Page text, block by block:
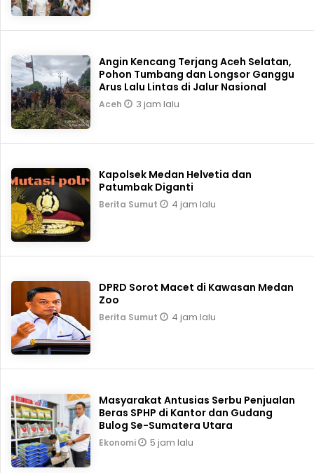
Angin Kencang Terjang Aceh Selatan,
Pohon Tumbang dan Longsor Ganggu
Arus Lalu Lintas di Jalur Nasional
Aceh 3 jam lalu
Kapolsek Medan Helvetia dan
Patumbak Diganti
Berita Sumut 4 jam lalu
DPRD Sorot Macet di Kawasan Medan
Zoo
Berita Sumut 4 jam lalu
Masyarakat Antusias Serbu Penjualan
Beras SPHP di Kantor dan Gudang
Bulog Se-Sumatera Utara
Ekonomi 5 jam lalu